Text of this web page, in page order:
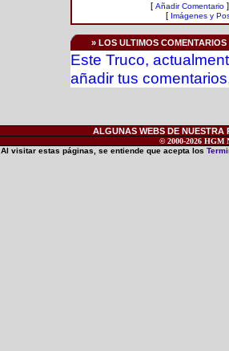
[ Añadir Comentario
[ Imágenes y
» LOS ULTIMOS
Este Truco,
añadir tus
ALGUNAS WEBS DE NUESTRA
© 2000-2026 HGM
Al visitar estas páginas, se entiende que acepta los